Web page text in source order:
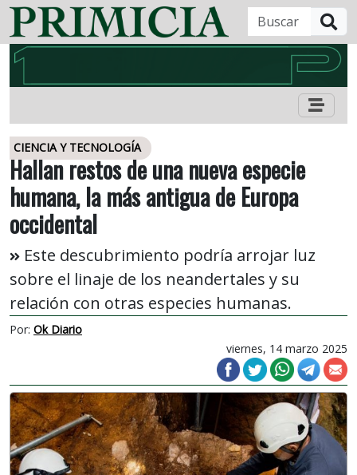
CIENCIA Y TECNOLOGÍA
Hallan restos de una nueva especie
humana, la más antigua de Europa
occidental
Este descubrimiento podría arrojar luz
sobre el linaje de los neandertales y su
relación con otras especies humanas.
Por: Ok Diario
viernes, 14 marzo 2025